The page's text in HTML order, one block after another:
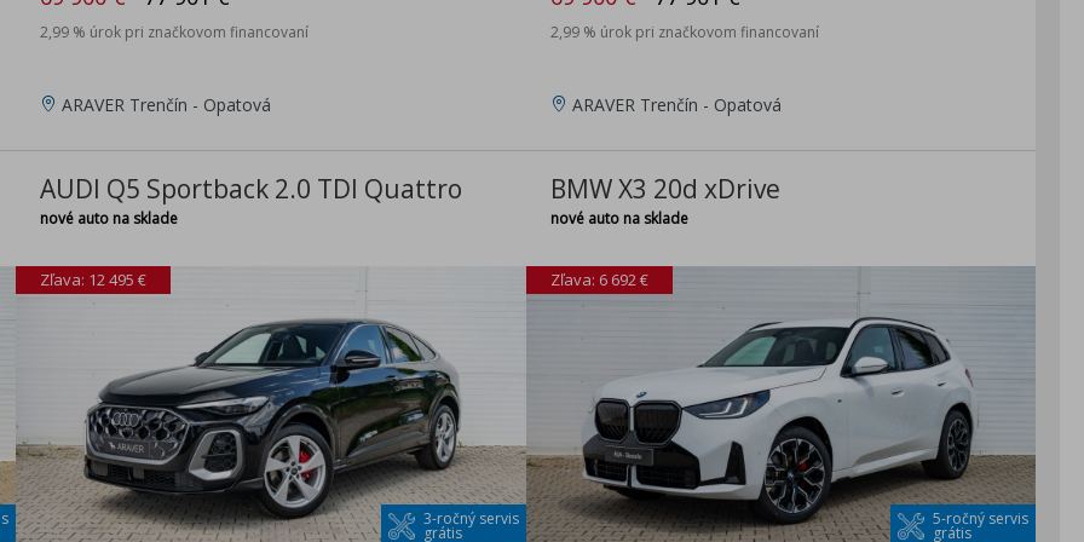
2,99 % úrok pri značkovom financovaní
ARAVER Trenčín - Opatová
2,99 % úrok pri značkovom financovaní
ARAVER Trenčín - Opatová
AUDI Q5 Sportback 2.0 TDI Quattro
nové auto na sklade
3-ročný servis
grátis
Zľava: 12 495 €
BMW X3 20d xDrive
nové auto na sklade
5-ročný servis
grátis
Zľava: 6 692 €